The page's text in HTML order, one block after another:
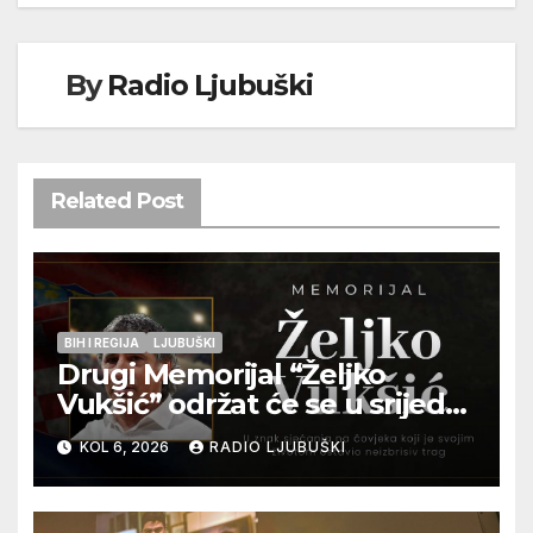
ByRadio Ljubuški
Related Post
BIH I REGIJA LJUBUŠKI
Drugi Memorijal “Željko
Vukšić” održat će se u srijedu
12. kolovoza u Otoku
KOL 6, 2026 RADIO LJUBUŠKI